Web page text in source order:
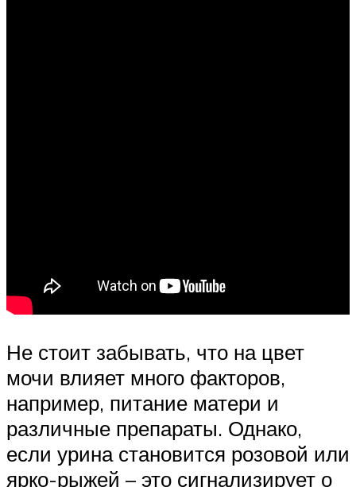
Не стоит забывать, что на цвет
мочи влияет много факторов,
например, питание матери и
различные препараты. Однако,
если урина становится розовой или
ярко-рыжей – это сигнализирует о